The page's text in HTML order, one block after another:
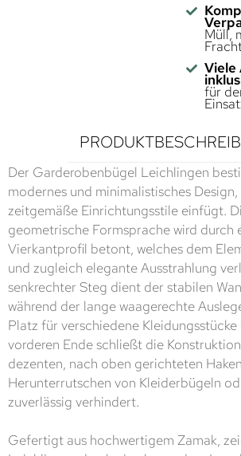
Müll,
Viele
für
Der Garderobenbügel Leichlingen
modernes und minimalistisches
zeitgemäße Einrichtungsstile einfügt.
geometrische Formsprache wird durch
Vierkantprofil betont, welches dem
und zugleich elegante Ausstrahlung
senkrechter Steg dient der stabilen
während der lange waagerechte
Platz für verschiedene
vorderen Ende schließt die
dezenten, nach oben gerichteten
Herunterrutschen von Kleiderbügeln
zuverlässig verhindert.
Gefertigt aus hochwertigem Zamak,